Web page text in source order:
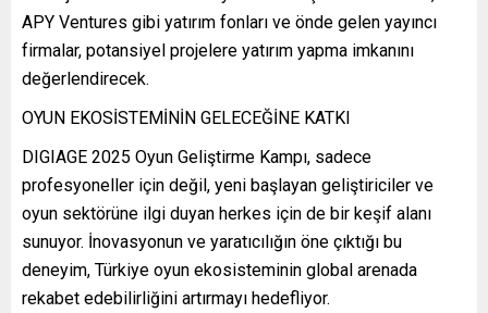
APY Ventures gibi yatırım fonları ve önde gelen yayıncı
firmalar, potansiyel projelere yatırım yapma imkanını
değerlendirecek.
OYUN EKOSİSTEMİNİN GELECEĞİNE KATKI
DIGIAGE 2025 Oyun Geliştirme Kampı, sadece
profesyoneller için değil, yeni başlayan geliştiriciler ve
oyun sektörüne ilgi duyan herkes için de bir keşif alanı
sunuyor. İnovasyonun ve yaratıcılığın öne çıktığı bu
deneyim, Türkiye oyun ekosisteminin global arenada
rekabet edebilirliğini artırmayı hedefliyor.